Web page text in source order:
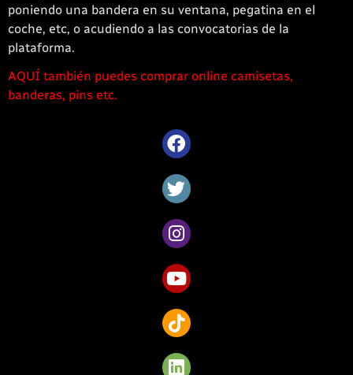
poniendo una bandera en su ventana, pegatina en el
coche, etc, o acudiendo a las convocatorias de la
plataforma.
1win
casino
AQUÍ también puedes comprar online camisetas,
banderas, pins etc.